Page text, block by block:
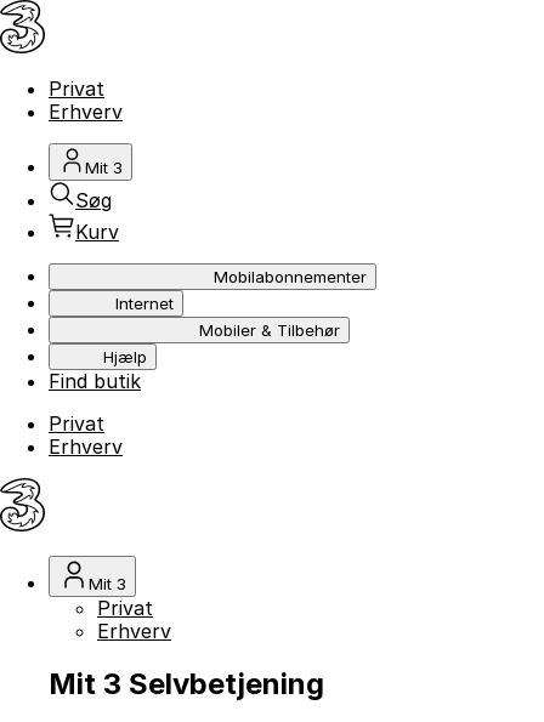
Privat
Erhverv
Mit 3
Søg
Kurv
Mobilabonnementer
Internet
Mobiler & Tilbehør
Hjælp
Find butik
Privat
Erhverv
Mit 3
Privat
Erhverv
Mit 3 Selvbetjening